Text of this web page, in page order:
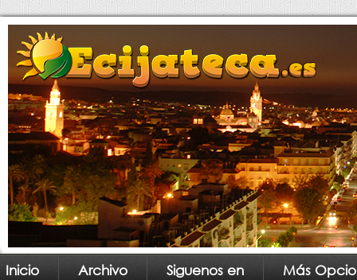
Inicio Archivo Siguenos en Más